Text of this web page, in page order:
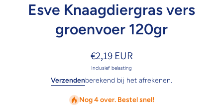
Esve Knaagdiergras vers
groenvoer 120gr
€2,19 EUR
Inclusief belasting
Verzendenberekend bij het afrekenen.
Nog 4 over. Bestel snel!